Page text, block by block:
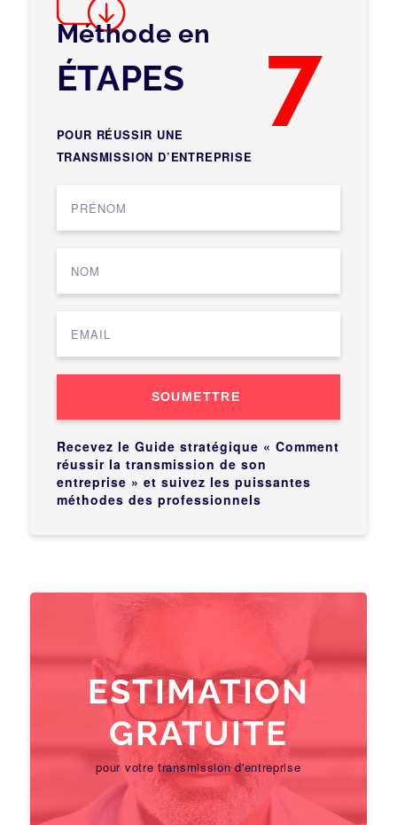
Méthode en 7
ÉTAPES
POUR RÉUSSIR UNE
TRANSMISSION D’ENTREPRISE
SOUMETTRE
Recevez le Guide stratégique « Comment
réussir la transmission de son
entreprise » et suivez les puissantes
méthodes des professionnels
ESTIMATION
GRATUITE
pour votre transmission d'entreprise